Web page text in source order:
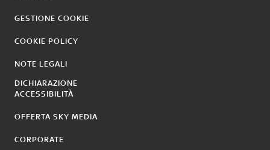
GESTIONE COOKIE
COOKIE POLICY
NOTE LEGALI
DICHIARAZIONE
ACCESSIBILITÀ
OFFERTA SKY MEDIA
CORPORATE